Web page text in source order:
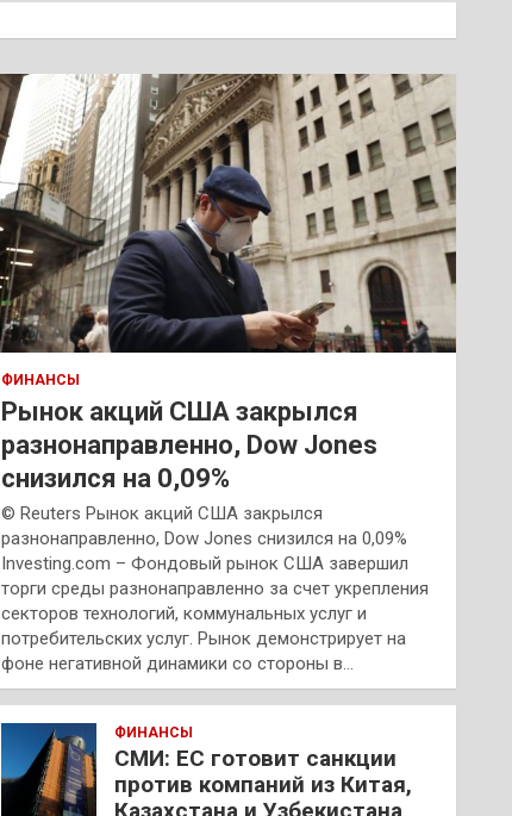
к
ФИНАНСЫ
Рынок акций США закрылся
разнонаправленно, Dow Jones
снизился на 0,09%
© Reuters Рынок акций США закрылся
разнонаправленно, Dow Jones снизился на 0,09%
Investing.com – Фондовый рынок США завершил
торги среды разнонаправленно за счет укрепления
секторов технологий, коммунальных услуг и
потребительских услуг. Рынок демонстрирует на
фоне негативной динамики со стороны в…
ФИНАНСЫ
СМИ: ЕС готовит санкции
против компаний из Китая,